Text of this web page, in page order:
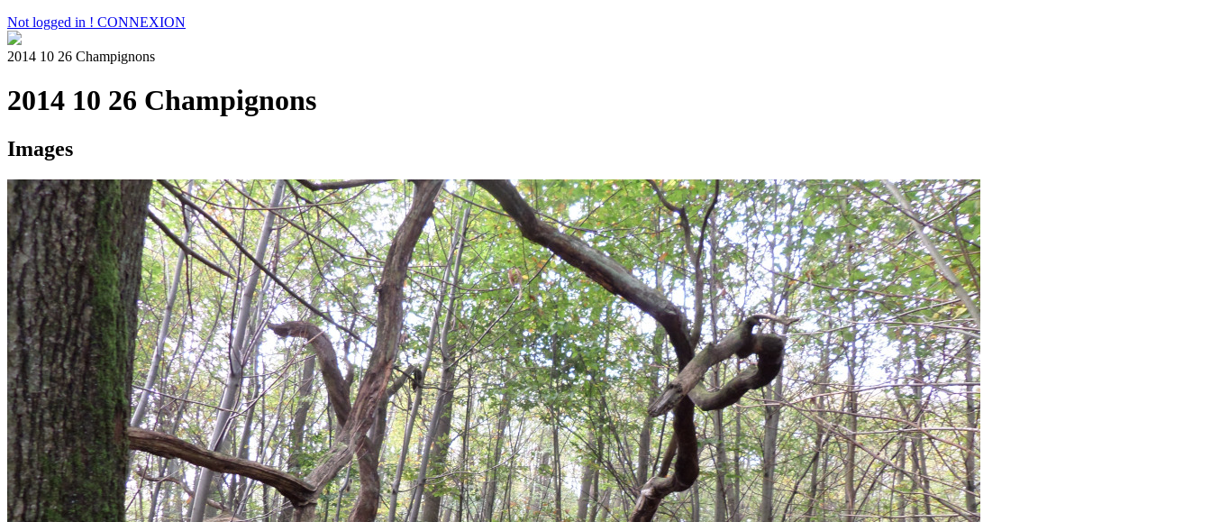
Not logged in ! CONNEXION
2014 10 26 Champignons
2014 10 26 Champignons
Images